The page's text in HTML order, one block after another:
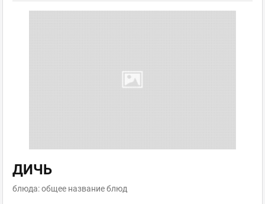
ДИЧЬ
блюда: общее название блюд